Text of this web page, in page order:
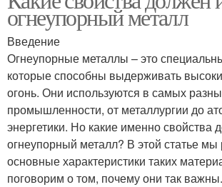
огнеупорный металл
Введение
Огнеупорные металлы – это
которые способны выдерживать
огонь. Они используются в самых
промышленности, от металлургии до
энергетики. Но какие именно свойства
огнеупорный металл? В этой статье
основные характеристики таких
поговорим о том, почему они так важны.